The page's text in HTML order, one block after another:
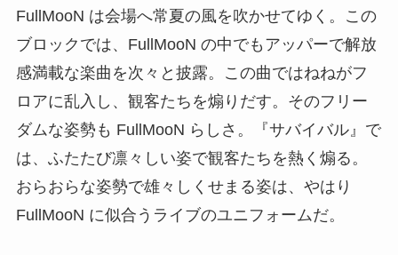
FullMooN は会場へ常夏の風を吹かせてゆく。この
ブロックでは、FullMooN の中でもアッパーで解放
感満載な楽曲を次々と披露。この曲ではねねがフ
ロアに乱入し、観客たちを煽りだす。そのフリー
ダムな姿勢も FullMooN らしさ。『サバイバル』で
は、ふたたび凛々しい姿で観客たちを熱く煽る。
おらおらな姿勢で雄々しくせまる姿は、やはり
FullMooN に似合うライブのユニフォームだ。